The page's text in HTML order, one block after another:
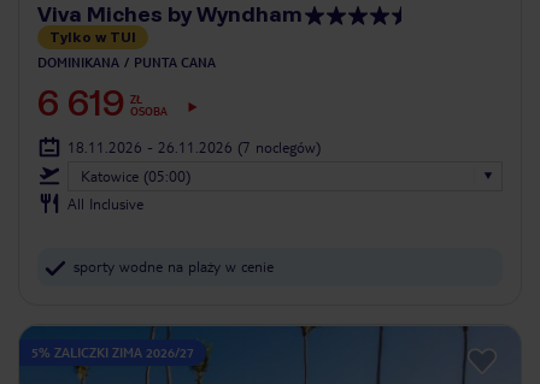
Viva Miches by Wyndham
Tylko w TUI
DOMINIKANA PUNTA CANA
6 619 ZŁ
OSOBA
18.11.2026 - 26.11.2026 (7 noclegów)
Katowice (05:00)
All Inclusive
sporty wodne na plaży w cenie
5% ZALICZKI ZIMA 2026/27